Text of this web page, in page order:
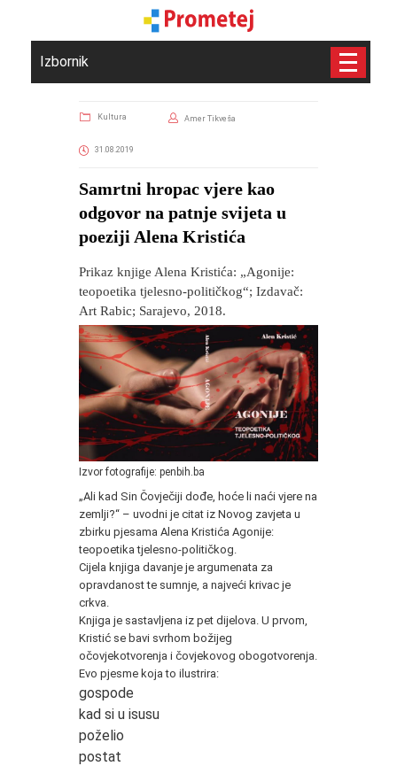
Izbornik
Kultura Amer Tikveša
31.08.2019
Samrtni hropac vjere kao
odgovor na patnje svijeta u
poeziji Alena Kristića
Prikaz knjige Alena Kristića: „Agonije:
teopoetika tjelesno-političkog“; Izdavač:
Art Rabic; Sarajevo, 2018.
Izvor fotografije: penbih.ba
„Ali kad Sin Čovječiji dođe, hoće li naći vjere na
zemlji?“ – uvodni je citat iz Novog zavjeta u
zbirku pjesama Alena Kristića Agonije:
teopoetika tjelesno-političkog.
Cijela knjiga davanje je argumenata za
opravdanost te sumnje, a najveći krivac je
crkva.
Knjiga je sastavljena iz pet dijelova. U prvom,
Kristić se bavi svrhom božijeg
očovjekotvorenja i čovjekovog obogotvorenja.
Evo pjesme koja to ilustrira:
gospode
kad si u isusu
poželio
postat